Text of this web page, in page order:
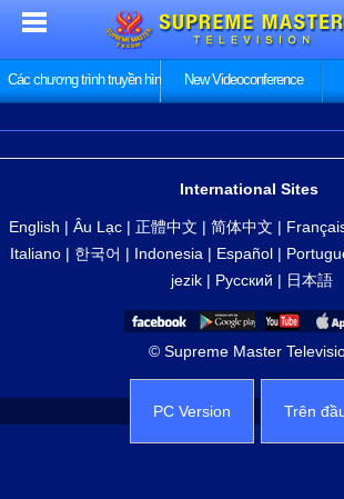
Các chương trình truyền hình New Videoconference
International Sites
English | Âu Lạc | 正體中文 | 简体中文 |
Italiano | 한국어 | Indonesia | Español |
jezik| Русский | 日本語
© Supreme Master
PC Version Trên